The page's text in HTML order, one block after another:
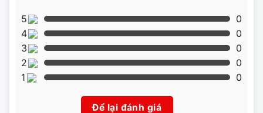
5
0
4
0
3
0
2
0
1
0
Để lại đánh giá